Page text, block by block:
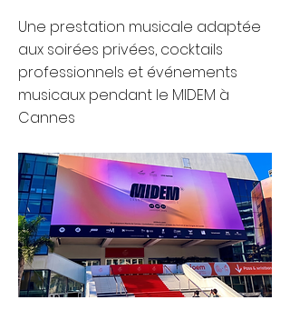
Une prestation musicale adaptée
aux soirées privées, cocktails
professionnels et événements
musicaux pendant le MIDEM à
Cannes